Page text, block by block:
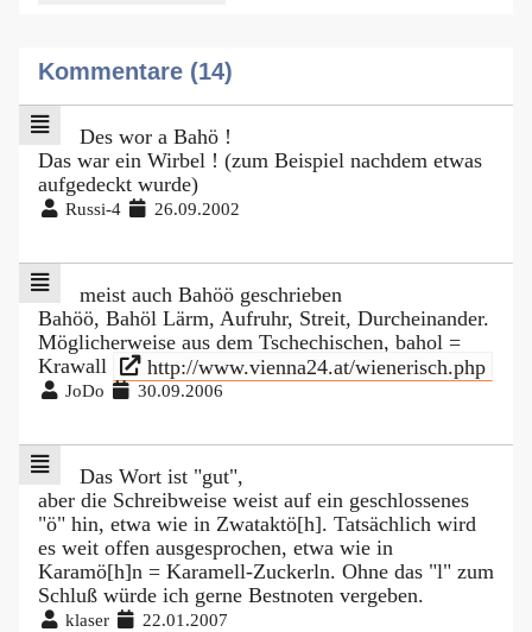
Kommentare (14)
Des wor a Bahö !
Das war ein Wirbel ! (zum Beispiel nachdem etwas
aufgedeckt wurde)
Russi-4 26.09.2002
meist auch Bahöö geschrieben
Bahöö, Bahöl Lärm, Aufruhr, Streit, Durcheinander.
Möglicherweise aus dem Tschechischen, bahol =
Krawall
http://www.vienna24.at/wienerisch.php
JoDo 30.09.2006
Das Wort ist "gut",
aber die Schreibweise weist auf ein geschlossenes
"ö" hin, etwa wie in Zwataktö[h]. Tatsächlich wird
es weit offen ausgesprochen, etwa wie in
Karamö[h]n = Karamell-Zuckerln. Ohne das "l" zum
Schluß würde ich gerne Bestnoten vergeben.
klaser 22.01.2007